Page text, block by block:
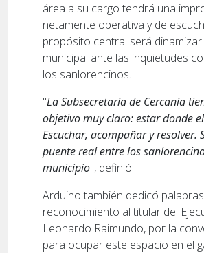
área a su cargo tendrá una
netamente operativa y de
propósito central será
municipal ante las inquietudes
los sanlorencinos.
"La Subsecretaría de Cercanía
objetivo muy claro: estar donde
Escuchar, acompañar y resolver.
puente real entre los
municipio", definió.
Arduino también dedicó
reconocimiento al titular del
Leonardo Raimundo, por la
para ocupar este espacio en el